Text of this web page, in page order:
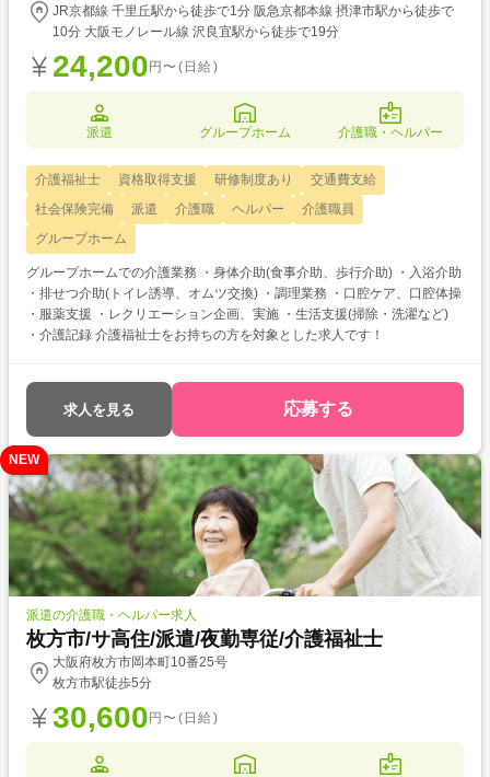
JR京都線 千里丘駅から徒歩で1分 阪急京都本線 摂津市駅から徒歩で
10分 大阪モノレール線 沢良宜駅から徒歩で19分
24,200 円〜(日給)
派遣 グループホーム 介護職・ヘルパー
介護福祉士 資格取得支援 研修制度あり
交通費支給
社会保険完備
派遣 介護職 ヘルパー
介護職員
グループホーム
グループホームでの介護業務 ・身体介助(食事介助、歩行介助) ・入浴介助
・排せつ介助(トイレ誘導、オムツ交換) ・調理業務 ・口腔ケア、口腔体操
・服薬支援 ・レクリエーション企画、実施 ・生活支援(掃除・洗濯など)
・介護記録 介護福祉士をお持ちの方を対象とした求人です！
求人を見る 応募する
NEW
派遣の介護職・ヘルパー求人
枚方市/サ高住/派遣/夜勤専従/介護福祉士
大阪府枚方市岡本町10番25号
枚方市駅徒歩5分
30,600 円〜(日給)